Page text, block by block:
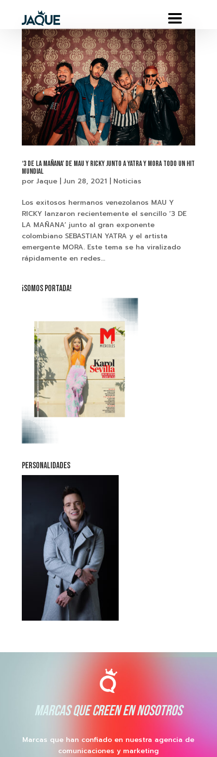
‘3 DE LA MAÑANA’ DE MAU Y RICKY JUNTO A YATRA Y MORA TODO UN HIT
MUNDIAL
por Jaque| Jun 28, 2021 Noticias
Los exitosos hermanos venezolanos MAU Y
RICKY lanzaron recientemente el sencillo ‘3 DE
LA MAÑANA’ junto al gran exponente
colombiano SEBASTIAN YATRA y el artista
emergente MORA. Este tema se ha viralizado
rápidamente en redes...
¡SOMOS PORTADA!
PERSONALIDADES
MARCAS QUE CREEN EN NOSOTROS
Marcas que han confiado en nuestra agencia de
comunicaciones y marketing